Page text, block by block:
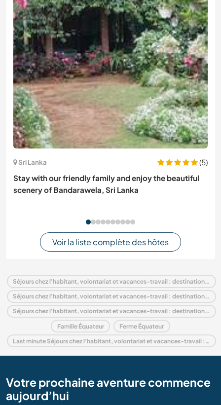
Sri Lanka
(5)
Stay with our friendly family and enjoy the beautiful
scenery of Bandarawela, Sri Lanka
Voir la liste complète des hôtes
Séjours chez l'habitant, volontariat et vacances-travail : destination Équateur
Séjours chez l'habitant, volontariat et vacances-travail : destination Amérique du Sud
Séjours chez l'habitant, volontariat et vacances-travail : destination Andes
Famille Équateur Ferme Équateur
Last minute Séjours chez l'habitant, volontariat et vacances-travail : destination Équateur
Votre prochaine aventure commence
aujourd’hui